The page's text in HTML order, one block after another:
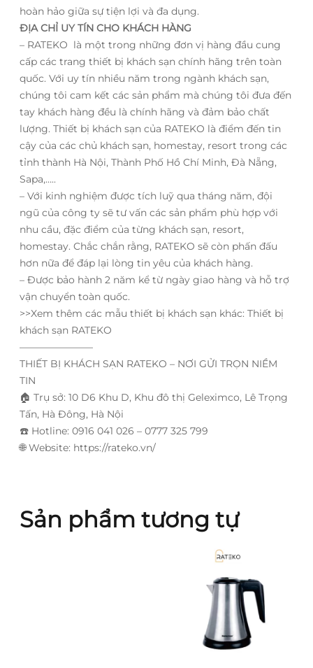
hoàn hảo giữa sự tiện lợi và đa dụng.
ĐỊA CHỈ UY TÍN CHO KHÁCH HÀNG
– RATEKO là một trong những đơn vị hàng đầu cung
cấp các trang thiết bị khách sạn chính hãng trên toàn
quốc. Với uy tín nhiều năm trong ngành khách sạn,
chúng tôi cam kết các sản phẩm mà chúng tôi đưa đến
tay khách hàng đều là chính hãng và đảm bảo chất
lượng. Thiết bị khách sạn của RATEKO là điểm đến tin
cậy của các chủ khách sạn, homestay, resort trong các
tỉnh thành Hà Nội, Thành Phố Hồ Chí Minh, Đà Nẵng,
Sapa,…..
– Với kinh nghiệm được tích luỹ qua tháng năm, đội
ngũ của công ty sẽ tư vấn các sản phẩm phù hợp với
nhu cầu, đặc điểm của từng khách sạn, resort,
homestay. Chắc chắn rằng, RATEKO sẽ còn phấn đấu
hơn nữa để đáp lại lòng tin yêu của khách hàng.
– Được bảo hành 2 năm kể từ ngày giao hàng và hỗ trợ
vận chuyển toàn quốc.
>>Xem thêm các mẫu thiết bị khách sạn khác: Thiết bị
khách sạn RATEKO
———————–
THIẾT BỊ KHÁCH SẠN RATEKO – NƠI GỬI TRỌN NIỀM
TIN
🏠 Trụ sở: 10 D6 Khu D, Khu đô thị Geleximco, Lê Trọng
Tấn, Hà Đông, Hà Nội
☎️ Hotline: 0916 041 026 – 0777 325 799
🌐Website: https://rateko.vn/
Sản phẩm tương tự